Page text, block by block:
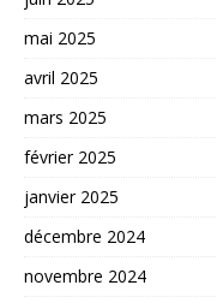
mai 2025
avril 2025
mars 2025
février 2025
janvier 2025
décembre 2024
novembre 2024